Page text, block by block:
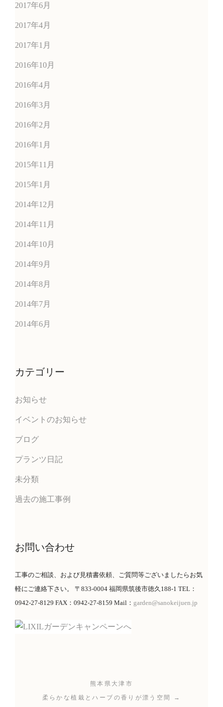
2017年6月
2017年4月
2017年1月
2016年10月
2016年4月
2016年3月
2016年2月
2016年1月
2015年11月
2015年1月
2014年12月
2014年11月
2014年10月
2014年9月
2014年8月
2014年7月
2014年6月
カテゴリー
お知らせ
イベントのお知らせ
ブログ
プランツ日記
未分類
過去の施工事例
お問い合わせ
工事のご相談、および見積書依頼、ご質問等ございましたらお気
軽にご連絡下さい。 〒833-0004 福岡県筑後市徳久188-1 TEL：
0942-27-8129 FAX：0942-27-8159 Mail： garden@sanokeijuen.jp
熊本県大津市
柔らかな植栽とハーブの香りが漂う空間 →